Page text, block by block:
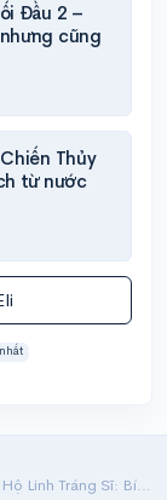
Đầu 2 –
cũng
Thủy
từ nước
Hộ Linh Tráng Sĩ: Bí Ẩn Mộ Vua Đinh